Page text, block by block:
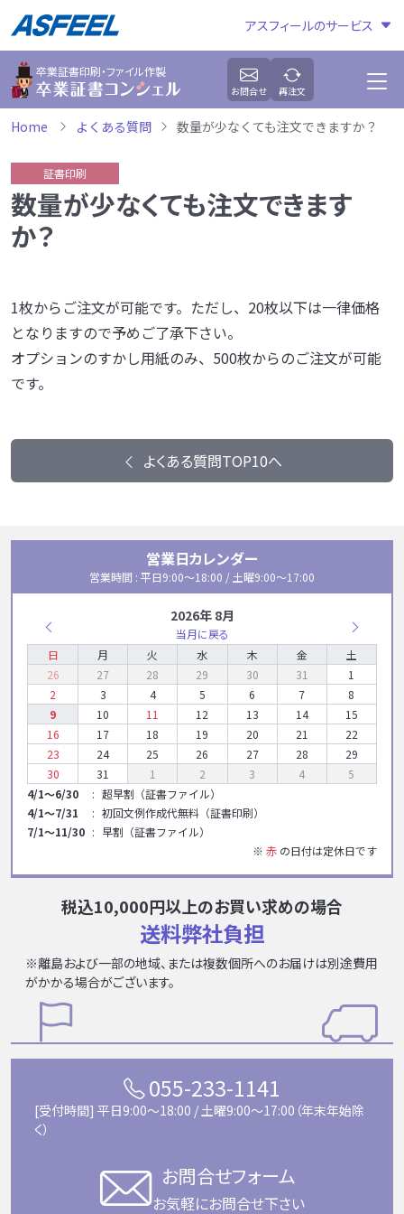
アスフィールのサービス
卒業証書印刷・ファイル作製
お問合せ 再注文
Home よくある質問 数量が少なくても注文できますか？
証書印刷
数量が少なくても注文できます
か？
1枚からご注文が可能です。ただし、20枚以下は一律価格
となりますので予めご了承下さい。
オプションのすかし用紙のみ、500枚からのご注文が可能
です。
よくある質問TOP10へ
営業日カレンダー
営業時間 : 平日9:00〜18:00 / 土曜9:00〜17:00
2026年 8月
当月に戻る
日
月 火 水 木 金
土
26
27 28 29 30 31
1
2
3 4 5 6 7
8
9
10 11 12 13 14
15
16
17 18 19 20 21
22
23
24 25 26 27 28
29
30
31 1 2 3 4
5
4/1～6/30
超早割（証書ファイル）
4/1～7/31
初回文例作成代無料（証書印刷）
7/1～11/30
早割（証書ファイル）
※ 赤 の日付は定休日です
税込10,000円以上のお買い求めの場合
送料弊社負担
※離島および一部の地域、または複数個所へのお届けは別途費用
がかかる場合がございます。
055-233-1141
[受付時間] 平日9:00〜18:00 / 土曜9:00〜17:00（年末年始除
く）
お問合せフォーム
お気軽にお問合せ下さい